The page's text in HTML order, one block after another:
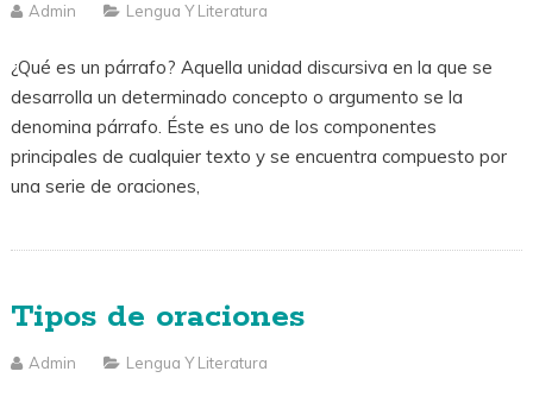
Admin Lengua Y Literatura
¿Qué es un párrafo? Aquella unidad discursiva en la que se
desarrolla un determinado concepto o argumento se la
denomina párrafo. Éste es uno de los componentes
principales de cualquier texto y se encuentra compuesto por
una serie de oraciones,
Tipos de oraciones
Admin Lengua Y Literatura